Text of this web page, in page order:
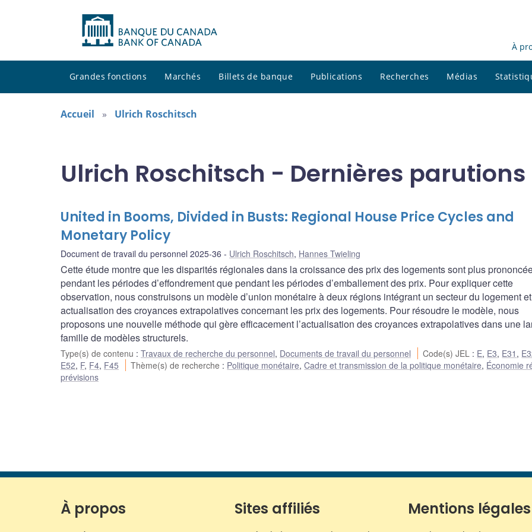
À
Grandes fonctions Marchés Billets de banque Publications Recherches Médias
Accueil Ulrich Roschitsch
Ulrich Roschitsch - Dernières parutions
United in Booms, Divided in Busts: Regional House Price Cycles and
Monetary Policy
Document de travail du personnel 2025-36 Ulrich Roschitsch, Hannes Twieling
Cette étude montre que les disparités régionales dans la croissance des prix des logements sont plus
pendant les périodes d’effondrement que pendant les périodes d’emballement des prix. Pour expliquer cette
observation, nous construisons un modèle d’union monétaire à deux régions intégrant un secteur du logement
actualisation des croyances extrapolatives concernant les prix des logements. Pour résoudre le modèle, nous
proposons une nouvelle méthode qui gère efficacement l’actualisation des croyances extrapolatives dans une
famille de modèles structurels.
Type(s) de contenu : Travaux de recherche du personnel, Documents de travail du personnel Code(s) JEL : E, E3, E31 ,
E52, F, F4, F45 Thème(s) de recherche : Politique monétaire,Cadre et transmission de la politique monétaire, Économie
prévisions
À propos Sites affiliés Mentions légales